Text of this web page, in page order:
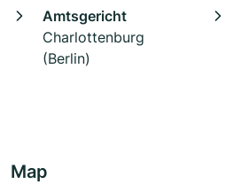
Amtsgericht
Charlottenburg
(Berlin)
Map